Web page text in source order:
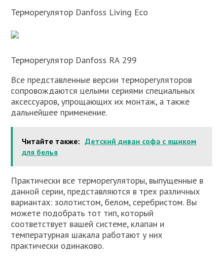
Терморегулятор Danfoss Living Eco
Терморегулятор Danfoss RA 299
Все представленные версии терморегуляторов
сопровождаются целыми сериями специальных
аксессуаров, упрощающих их монтаж, а также
дальнейшее применение.
Читайте также: Детский диван софа с ящиком
для белья
Практически все терморегуляторы, выпущенные в
данной серии, представляются в трех различных
вариантах: золотистом, белом, серебристом. Вы
можете подобрать тот тип, который
соответствует вашей системе, клапан и
температурная шакала работают у них
практически одинаково.